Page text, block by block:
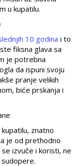
u kupatilu.
10 godina i to
fiksna glava sa
je potrebna
da ispuni svoju
pranje velikih
biće prskanja i
znatno
je od prethodno
izvuče i koristi, ne